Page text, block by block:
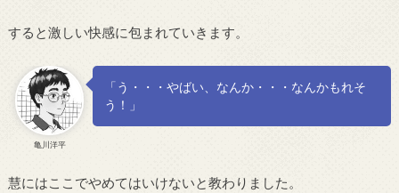
すると激しい快感に包まれていきます。
亀川洋平
「う・・・やばい、なんか・・・なんかもれそ
う！」
慧にはここでやめてはいけないと教わりました。